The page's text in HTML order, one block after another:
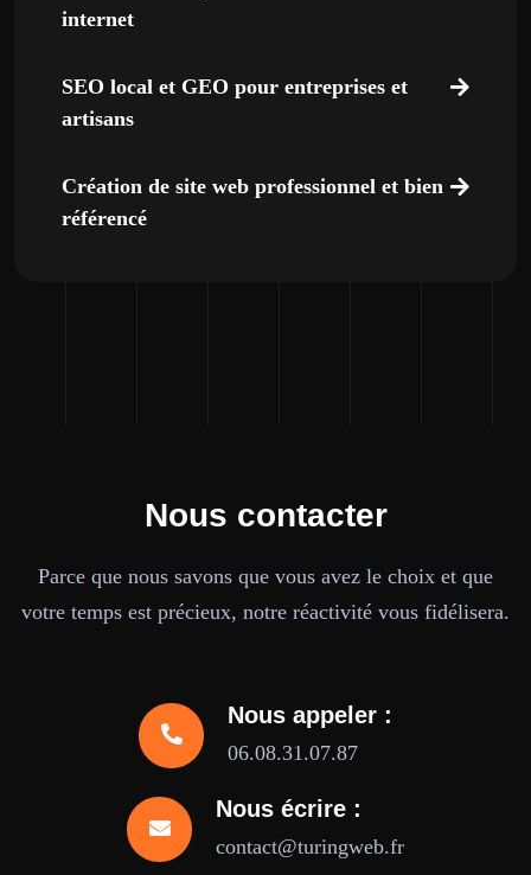
internet
SEO local et GEO pour entreprises et
artisans
Création de site web professionnel et bien
référencé
Nous contacter
Parce que nous savons que vous avez le choix et que
votre temps est précieux, notre réactivité vous fidélisera.
Nous appeler :
06.08.31.07.87
Nous écrire :
contact@turingweb.fr